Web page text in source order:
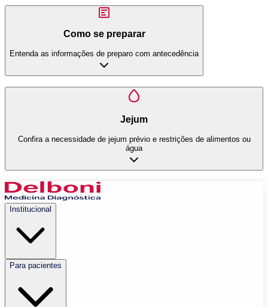
Como se preparar
Entenda as informações de preparo com antecedência
Jejum
Confira a necessidade de jejum prévio e restrições de alimentos ou
água
Institucional
Para pacientes